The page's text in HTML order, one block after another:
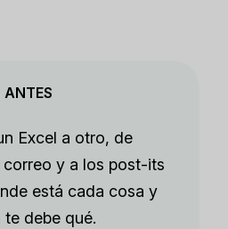
ANTES
Excel a otro, de
y a los post-its
está cada cosa y
te debe qué.